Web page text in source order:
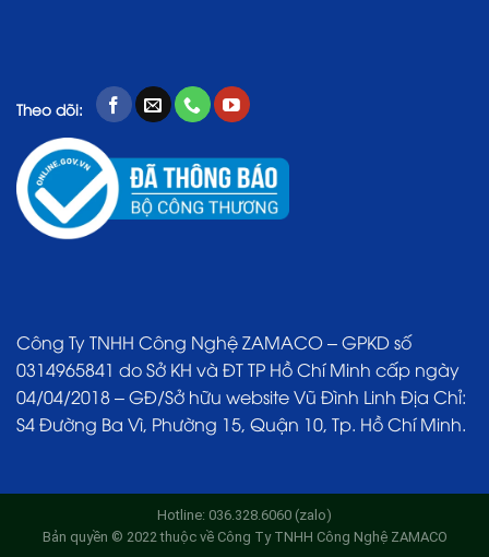
Theo dõi:
Công Ty TNHH Công Nghệ ZAMACO – GPKD số
0314965841 do Sở KH và ĐT TP Hồ Chí Minh cấp ngày
04/04/2018 – GĐ/Sở hữu website Vũ Đình Linh Địa Chỉ:
S4 Đường Ba Vì, Phường 15, Quận 10, Tp. Hồ Chí Minh.
Hotline: 036.328.6060 (zalo)
Bản quyền © 2022 thuộc về Công Ty TNHH Công Nghệ ZAMACO